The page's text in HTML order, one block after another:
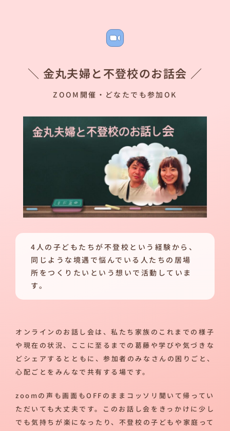
＼ 金丸夫婦と不登校のお話会 ／
ZOOM開催・どなたでも参加OK
4人の子どもたちが不登校という経験から、
同じような境遇で悩んでいる人たちの居場
所をつくりたいという想いで活動していま
す。
オンラインのお話し会は、私たち家族のこれまでの様子
や現在の状況、ここに至るまでの葛藤や学びや気づきな
どシェアするとともに、参加者のみなさんの困りごと、
心配ごとをみんなで共有する場です。
zoomの声も画面もOFFのままコッソリ聞いて帰ってい
ただいても大丈夫です。このお話し会をきっかけに少し
でも気持ちが楽になったり、不登校の子どもや家庭って